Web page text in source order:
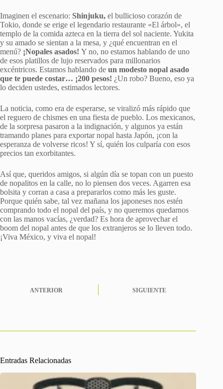
Imaginen el escenario: Shinjuku, el bullicioso corazón de
Tokio, donde se erige el legendario restaurante «El árbol», el
templo de la comida azteca en la tierra del sol naciente. Yukita
y su amado se sientan a la mesa, y ¿qué encuentran en el
menú? ¡Nopales asados! Y no, no estamos hablando de uno
de esos platillos de lujo reservados para millonarios
excéntricos. Estamos hablando de un modesto nopal asado
que te puede costar… ¡200 pesos! ¿Un robo? Bueno, eso ya
lo deciden ustedes, estimados lectores.
La noticia, como era de esperarse, se viralizó más rápido que
el reguero de chismes en una fiesta de pueblo. Los mexicanos,
de la sorpresa pasaron a la indignación, y algunos ya están
tramando planes para exportar nopal hasta Japón, ¡con la
esperanza de volverse ricos! Y sí, quién los culparía con esos
precios tan exorbitantes.
Así que, queridos amigos, si algún día se topan con un puesto
de nopalitos en la calle, no lo piensen dos veces. Agarren esa
bolsita y corran a casa a prepararlos como más les guste.
Porque quién sabe, tal vez mañana los japoneses nos estén
comprando todo el nopal del país, y no queremos quedarnos
con las manos vacías, ¿verdad? Es hora de aprovechar el
boom del nopal antes de que los extranjeros se lo lleven todo.
¡Viva México, y viva el nopal!
ANTERIOR SIGUIENTE
Entradas Relacionadas